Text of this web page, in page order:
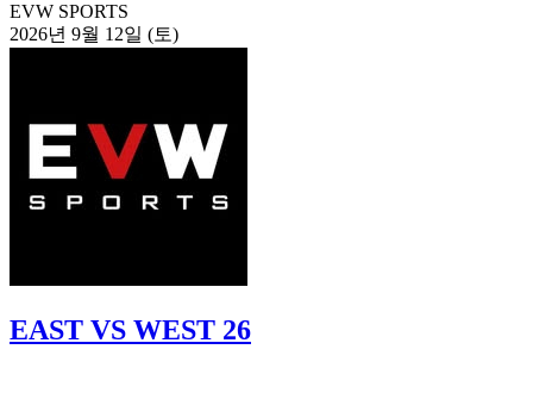
EVW SPORTS
2026년 9월 12일 (토)
EAST VS WEST 26